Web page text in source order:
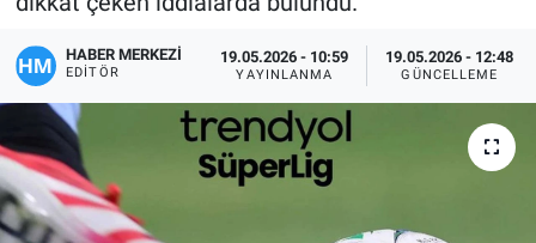
HABER MERKEZİ
EDITÖR
19.05.2026 - 10:59
YAYINLANMA
19.05.2026 - 12:48
GÜNCELLEME
Kültür Sanat
Bilim ve Teknoloji